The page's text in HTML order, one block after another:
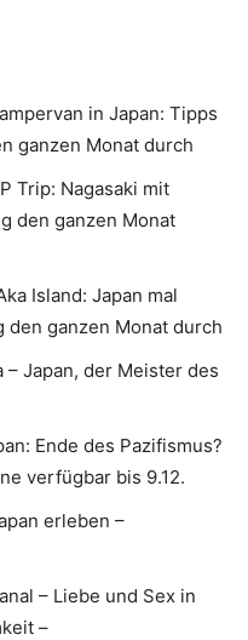
in Japan: Tipps
ganzen Monat durch
Trip: Nagasaki mit
den ganzen Monat
Island: Japan mal
den ganzen Monat durch
– Japan, der Meister des
Ende des Pazifismus?
verfügbar bis 9.12.
erleben –
– Liebe und Sex in
–